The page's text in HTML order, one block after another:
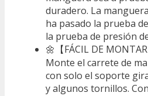
duradero. La
ha pasado la prueba
la prueba de presión
🌼【FÁCIL DE
Monte el carrete de
con solo el soporte
y algunos tornillos.